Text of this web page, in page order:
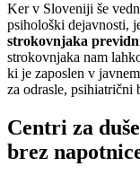
Ker v Sloveniji še
psihološki dejavnosti,
strokovnjaka
strokovnjaka nam
ki je zaposlen v
za odrasle,
Centri za
brez